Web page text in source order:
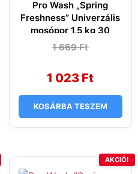
Pro Wash „Spring
Freshness” Univerzális
mosópor 1,5 kg 30
mosás
1 669Ft
Original
1
669 Ft.
1 023 Ft
Current
1
023 Ft.
KOSÁRBA TESZEM
AKCIÓ!